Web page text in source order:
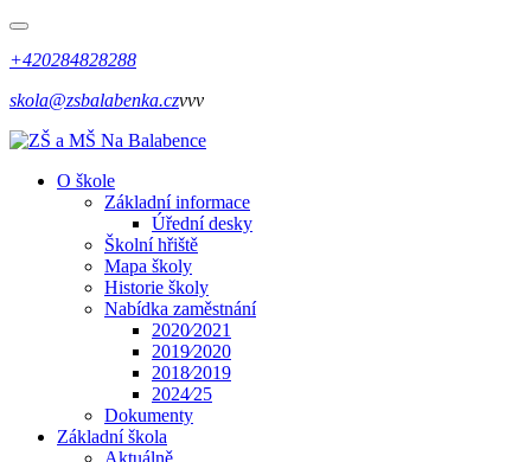
+420284828288
skola@zsbalabenka.czvvv
O škole
Základní informace
Úřední desky
Školní hřiště
Mapa školy
Historie školy
Nabídka zaměstnání
2020⁄2021
2019⁄2020
2018⁄2019
2024⁄25
Dokumenty
Základní škola
Aktuálně